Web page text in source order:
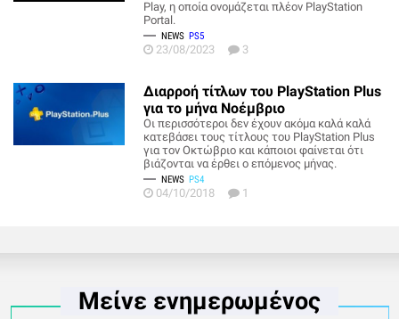
Play, η οποία ονομάζεται πλέον PlayStation
Portal.
NEWS PS5
23/08/2023 3
Διαρροή τίτλων του PlayStation Plus
για το μήνα Νοέμβριο
Οι περισσότεροι δεν έχουν ακόμα καλά καλά
κατεβάσει τους τίτλους του PlayStation Plus
για τον Οκτώβριο και κάποιοι φαίνεται ότι
βιάζονται να έρθει ο επόμενος μήνας.
NEWS PS4
04/10/2018 1
Μείνε ενημερωμένος